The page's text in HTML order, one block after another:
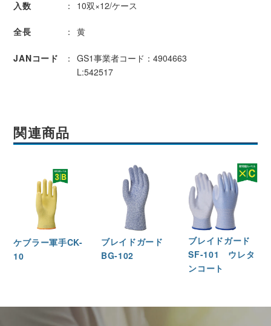
入数 10双×12/ケース
全長 黄
JANコード
GS1事業者コード：4904663
L:542517
関連商品
ケブラー軍手CK-
10
ブレイドガード
BG-102
ブレイドガード
SF-101 ウレタ
ンコート